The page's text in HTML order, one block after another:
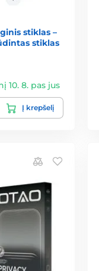
stiklas –
stiklas
10. 8. pas jus
Į krepšelį